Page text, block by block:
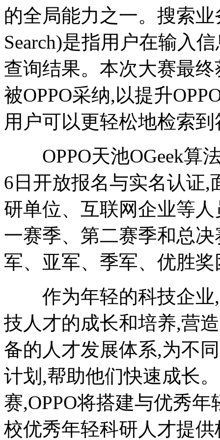
的全局能力之一。搜索业
Search)是指用户在输入
查询结果。本次大赛最
被OPPO采纳,以提升
用户可以更轻松地检索
OPPO天池OGeek算
6日开放报名与实名认证,
研单位、互联网企业等
一赛季、第二赛季和总
军、亚军、季军、优胜
作为年轻的科技企业
技人才的成长和培养,营
备的人才发展体系,为不
计划,帮助他们快速成长
赛,OPPO将搭建与优秀
校优秀年轻科研人才提